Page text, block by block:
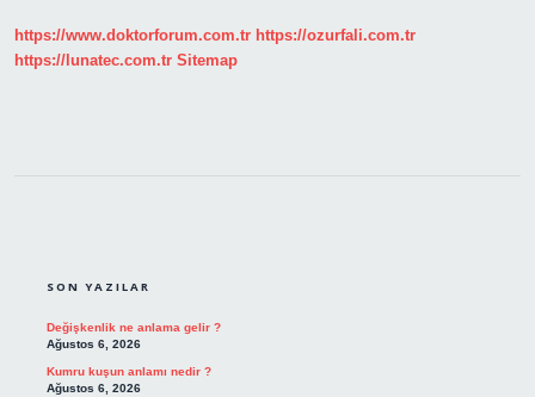
https://www.doktorforum.com.tr https://ozurfali.com.tr
https://lunatec.com.tr Sitemap
SON YAZILAR
Değişkenlik ne anlama gelir ?
Ağustos 6, 2026
Kumru kuşun anlamı nedir ?
Ağustos 6, 2026